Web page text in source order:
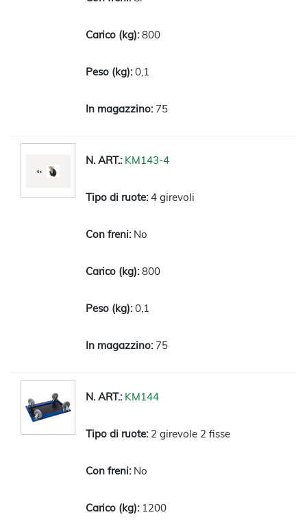
800
0,1
75
KM143-4
4 girevoli
No
800
0,1
75
KM144
2 girevole 2 fisse
No
1200